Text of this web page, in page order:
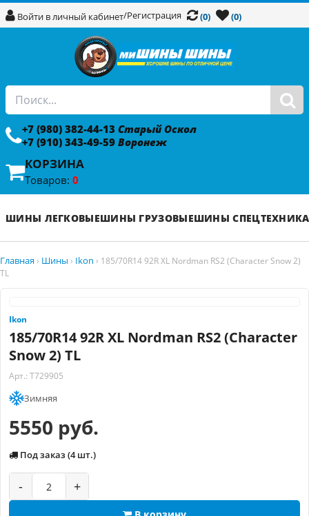
Войти в личный кабинет/Регистрация (0) (0)
+7 (980) 382-44-13 Старый Оскол
+7 (910) 343-49-59 Воронеж
КОРЗИНА
Товаров: 0
ШИНЫ ЛЕГКОВЫЕШИНЫ ГРУЗОВЫЕШИНЫ СПЕЦТЕХНИКА
Главная › Шины › Ikon › 185/70R14 92R XL Nordman RS2 (Character Snow 2)
TL
Ikon
185/70R14 92R XL Nordman RS2 (Character
Snow 2) TL
Арт.: T729905
Зимняя
5550 руб.
Под заказ (4 шт.)
- +